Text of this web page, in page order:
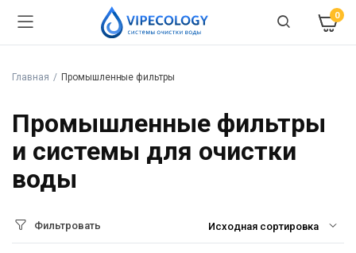
0
Главная Промышленные фильтры
Промышленные фильтры
и системы для очистки
воды
Фильтровать